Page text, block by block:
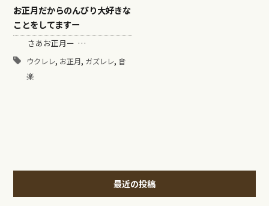
お正月だからのんびり大好きな
ことをしてますー
さあお正月ー …
ウクレレ, お正月, ガズレレ, 音
楽
最近の投稿